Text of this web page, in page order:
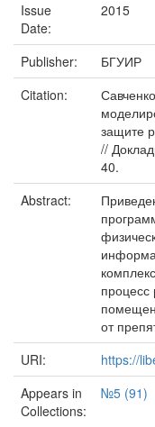
Issue
Date:
2015
Publisher:
БГУИР
Citation:
защите
//
40.
Abstract:
процесс
от
URI:
https://
Appears in
Collections:
№5 (91)